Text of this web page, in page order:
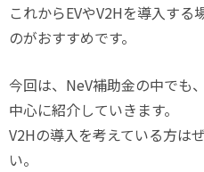
これからEVやV2Hを導入する
のがおすすめです。
今回は、NeV補助金の中でも
中心に紹介していきます。
V2Hの導入を考えている方は
い。